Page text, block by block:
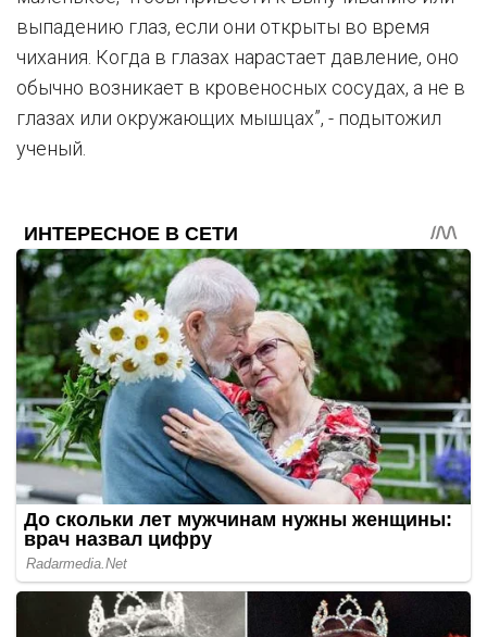
выпадению глаз, если они открыты во время
чихания. Когда в глазах нарастает давление, оно
обычно возникает в кровеносных сосудах, а не в
глазах или окружающих мышцах”, - подытожил
ученый.